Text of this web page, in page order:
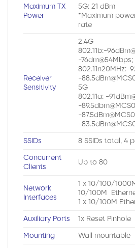
Maximum TX
Power
5G: 21 dBm
*Maximum
rate
Receiver
Sensitivity
2.4G
802.11b:-
-76dm@54Mbps;
802.11n20MHz:-
-
5G
802.11a: -
-
-
-
SSIDs 8 SSIDs total, 4
Concurrent
Clients
Up to 80
Network
Interfaces
1 x 10/100/
10/100M
1 x 10/100M
Auxiliary Ports 1x Reset Pinhole
Mounting Wall mountable